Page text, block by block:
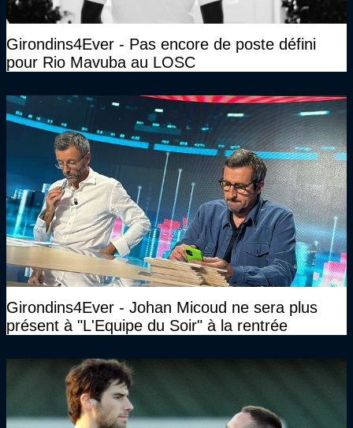
Girondins4Ever - Pas encore de poste défini
pour Rio Mavuba au LOSC
Girondins4Ever - Johan Micoud ne sera plus
présent à "L'Equipe du Soir" à la rentrée